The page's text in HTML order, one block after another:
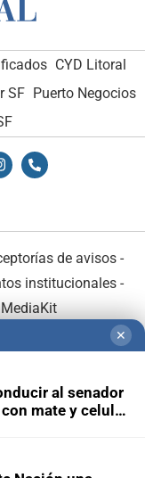
CYD Litoral
SF Puerto Negocios
de avisos -
institucionales-
MediaKit
✕
al senador
mate y celular